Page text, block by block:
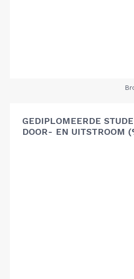
GEDIPLOMEERDE
DOOR- EN UITSTROOM